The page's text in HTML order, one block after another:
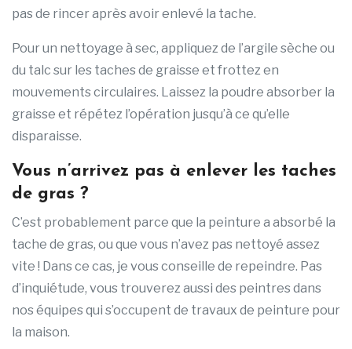
pas de rincer après avoir enlevé la tache.
Pour un nettoyage à sec, appliquez de l’argile sèche ou
du talc sur les taches de graisse et frottez en
mouvements circulaires. Laissez la poudre absorber la
graisse et répétez l’opération jusqu’à ce qu’elle
disparaisse.
Vous n’arrivez pas à enlever les taches
de gras ?
C’est probablement parce que la peinture a absorbé la
tache de gras, ou que vous n’avez pas nettoyé assez
vite ! Dans ce cas, je vous conseille de repeindre. Pas
d’inquiétude, vous trouverez aussi des peintres dans
nos équipes qui s’occupent de travaux de peinture pour
la maison.